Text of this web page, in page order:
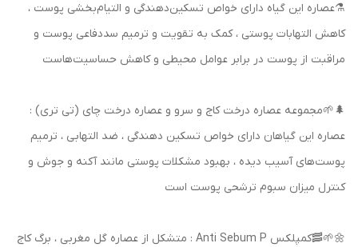
⚗عصاره این گیاه دارای خواص تسکین‌دهندگی و التیام‌بخشی پوست ،
کاهش التهابات پوستی ، کمک به تقویت و ترمیم سددفاعی پوست و
مراقبت از پوست در برابر عوامل محیطی و کاهش حساسیت‌هاست
🌲🌱مجموعه عصاره درخت کاج و سرو و عصاره درخت چای (تی تری) :
عصاره این گیاهان دارای خواص تسکین دهندگی ، ضد التهابی ، ترمیم
پوست‌های آسیب دیده ، بهبود مشکلات پوستی مانند آکنه و جوش و
کنترل میزان سبوم ترشحی پوست است
🌼🌱🥓کمپلکس Anti Sebum P : متشکل از عصاره گل مغربی ، برگ کاج